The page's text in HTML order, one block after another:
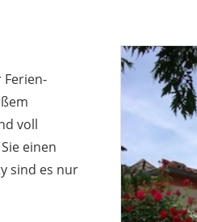
voll
einen
sind es nur